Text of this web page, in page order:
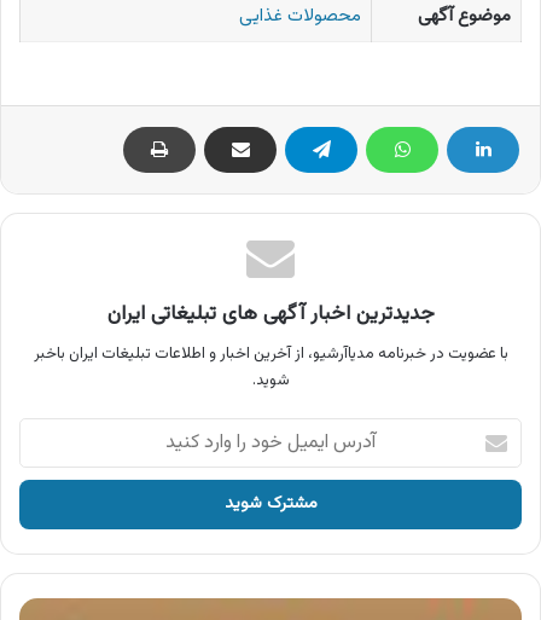
موضوع آگهی
محصولات غذایی
جدیدترین اخبار آگهی های تبلیغاتی ایران
با عضویت در خبرنامه مدیاآرشیو، از آخرین اخبار و اطلاعات تبلیغات ایران باخبر
شوید.
آدرس
ایمیل
خود
وارد
کنید
آگهی